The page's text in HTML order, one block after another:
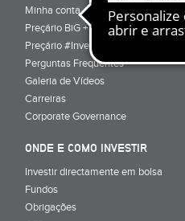
Minha conta
Preçário BiG +
Preçário #Investe_no_Futuro
Perguntas Frequentes
Galeria de Vídeos
Carreiras
Corporate Governance
ONDE E COMO INVESTIR
Investir directamente em bolsa
Fundos
Obrigações